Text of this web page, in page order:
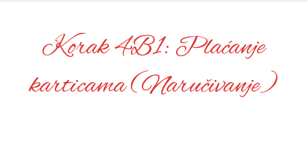
Korak 4B1: Plaćanje
karticama (Naručivanje)